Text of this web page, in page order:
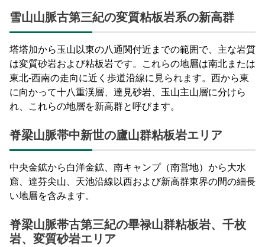
雪山山脈古第三紀の変質粘板岩系の新高群
塔塔加から玉山以東の八通関付近までの範囲で、主な岩質
は変質砂岩および粘板岩です。これらの地層は南北または
東北-西南の走向に近く歩道沿線に見られます。西から東
に向かって十八重渓層、達見砂岩、玉山主山層に分けら
れ、これらの地層を新高群と呼びます。
脊梁山脈帯中新世の廬山群粘板岩エリア
中央金鉱から白洋金鉱、南キャンプ（南営地）から大水
窟、達芬尖山、天池沿線以西および新高群東界の間の細長
い地層を含みます。
脊梁山脈帯古第三紀の畢禄山群粘板岩、千枚
岩、変質砂岩エリア